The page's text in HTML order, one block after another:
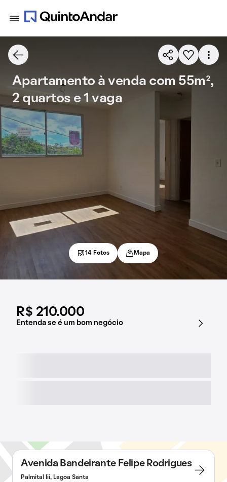
R$ 210.000
Entenda se é um bom negócio
Apartamento à venda com 55m²,
2 quartos e 1 vaga
14 Fotos Mapa
Avenida Bandeirante Felipe Rodrigues
Palmital Iii, Lagoa Santa